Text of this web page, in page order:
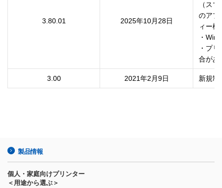
3.80.01 2025年10月28日
（ス
のアプ
ィー
・
・プ
合があ
3.00 2021年2月9日 新規制
製品情報
個人・家庭向けプリンター
＜用途から選ぶ＞